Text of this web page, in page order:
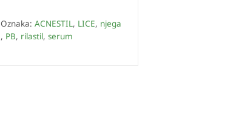
Oznaka: ACNESTIL, LICE, njega
, PB, rilastil, serum